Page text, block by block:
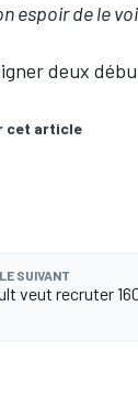
espoir de le
deux
cet article
SUIVANT
veut recruter